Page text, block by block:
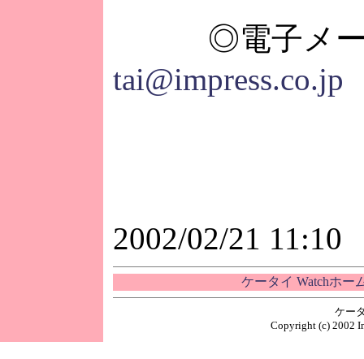
◎電子メー
tai@impress.co.jp
2002/02/21 11:10
ケータイ Watchホー
ケー
Copyright (c) 2002